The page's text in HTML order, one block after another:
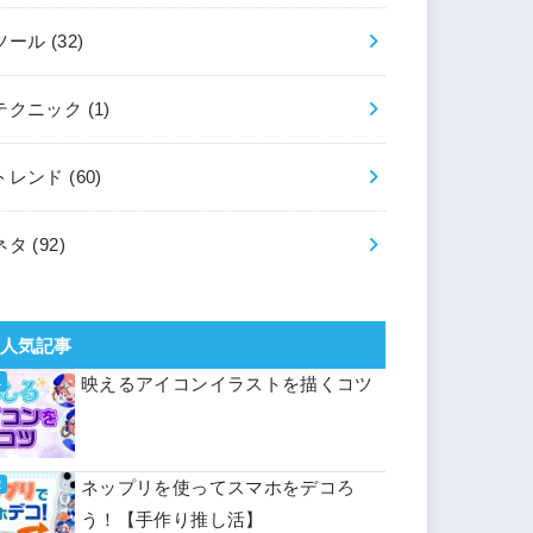
ール (32)
クニック (1)
レンド (60)
タ (92)
人気記事
映えるアイコンイラストを描くコツ
ネップリを使ってスマホをデコろ
う！【手作り推し活】